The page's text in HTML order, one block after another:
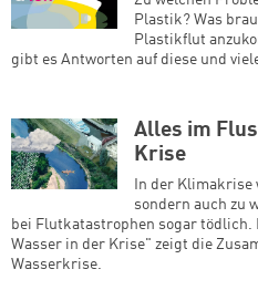
Plastik? Was
Plastikflut
gibt es Antworten auf diese und
Alles im
Krise
In der
sondern auch zu
bei Flutkatastrophen sogar
Wasser in der Krise" zeigt die
Wasserkrise.